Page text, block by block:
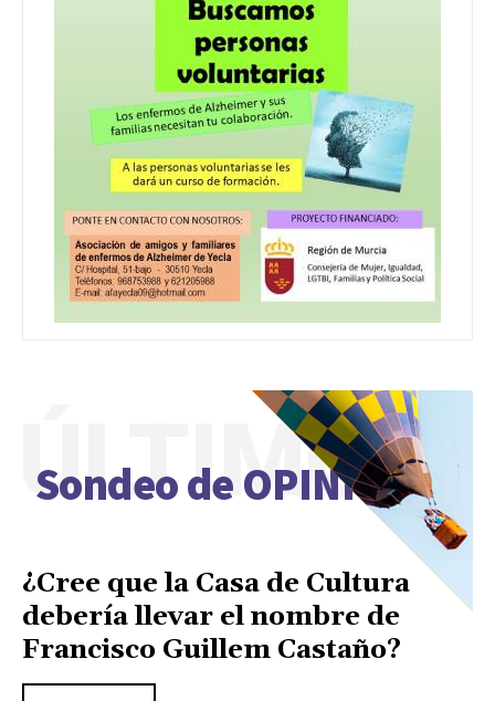
Sondeo de OPINIÓN
ÚLTIMO
¿Cree que la Casa de Cultura
debería llevar el nombre de
Francisco Guillem Castaño?